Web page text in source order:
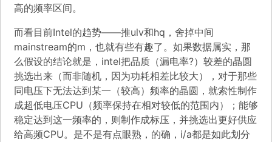
高的频率区间。
而看目前Intel的趋势——推ulv和hq，舍掉中间
mainstream的m，也就有些有趣了。如果数据属实，那
么假设的结论就是，intel把品质（漏电率?）较差的晶圆
挑选出来（而非随机，因为功耗相差比较大），对于那些
同电压下无法达到某一（较高）频率的晶圆，就索性制作
成超低电压CPU（频率保持在相对较低的范围内）；能够
稳定达到这一频率的，则制作成标压，并挑选出更好供应
给高频CPU。是不是有点眼熟，的确，i/a都是如此划分